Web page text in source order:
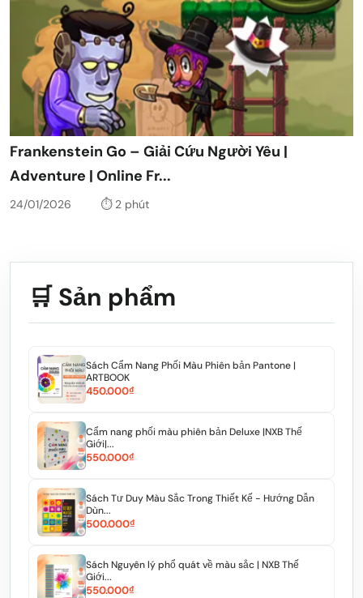
Frankenstein Go – Giải Cứu Người Yêu |
Adventure | Online Fr...
24/01/2026 ⏱️ 2 phút
🛒 Sản phẩm
Sách Cẩm Nang Phối Màu Phiên bản Pantone |
ARTBOOK
450.000₫
Cẩm nang phối màu phiên bản Deluxe |NXB Thế
Giới|...
550.000₫
Sách Tư Duy Màu Sắc Trong Thiết Kế - Hướng Dẫn
Dùn...
500.000₫
Sách Nguyên lý phổ quát về màu sắc | NXB Thế
Giới...
550.000₫